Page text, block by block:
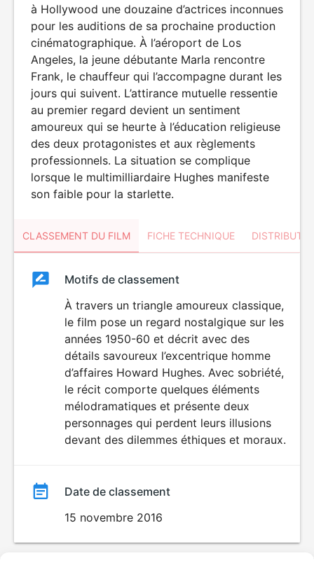
à Hollywood une douzaine d’actrices inconnues
pour les auditions de sa prochaine production
cinématographique. À l’aéroport de Los
Angeles, la jeune débutante Marla rencontre
Frank, le chauffeur qui l’accompagne durant les
jours qui suivent. L’attirance mutuelle ressentie
au premier regard devient un sentiment
amoureux qui se heurte à l’éducation religieuse
des deux protagonistes et aux règlements
professionnels. La situation se complique
lorsque le multimilliardaire Hughes manifeste
son faible pour la starlette.
CLASSEMENT DU FILM FICHE TECHNIQUE
ClassementClassement
Motifs de classement
À travers un triangle amoureux classique,
le film pose un regard nostalgique sur les
années 1950-60 et décrit avec des
détails savoureux l’excentrique homme
d’affaires Howard Hughes. Avec sobriété,
le récit comporte quelques éléments
mélodramatiques et présente deux
personnages qui perdent leurs illusions
devant des dilemmes éthiques et moraux.
Date de classement
15 novembre 2016